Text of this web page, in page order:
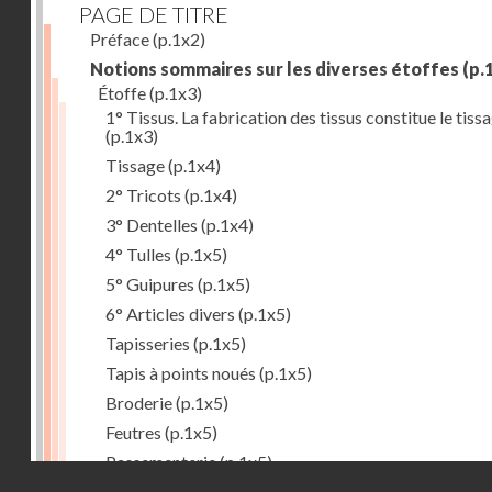
PAGE DE TITRE
Préface(p.1x2)
Notions sommaires sur les diverses étoffes
Étoffe(p.1x3)
1° Tissus. La fabrication des tissus constitue le
(p.1x3)
Tissage(p.1x4)
2° Tricots (p.1x4)
3° Dentelles (p.1x4)
4° Tulles (p.1x5)
5° Guipures (p.1x5)
6° Articles divers (p.1x5)
Tapisseries (p.1x5)
Tapis à points noués (p.1x5)
Broderie(p.1x5)
Feutres (p.1x5)
Passementerie(p.1x5)